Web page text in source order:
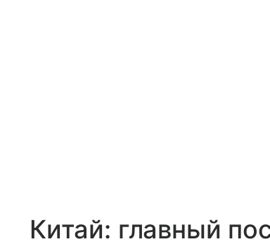
Китай: главный